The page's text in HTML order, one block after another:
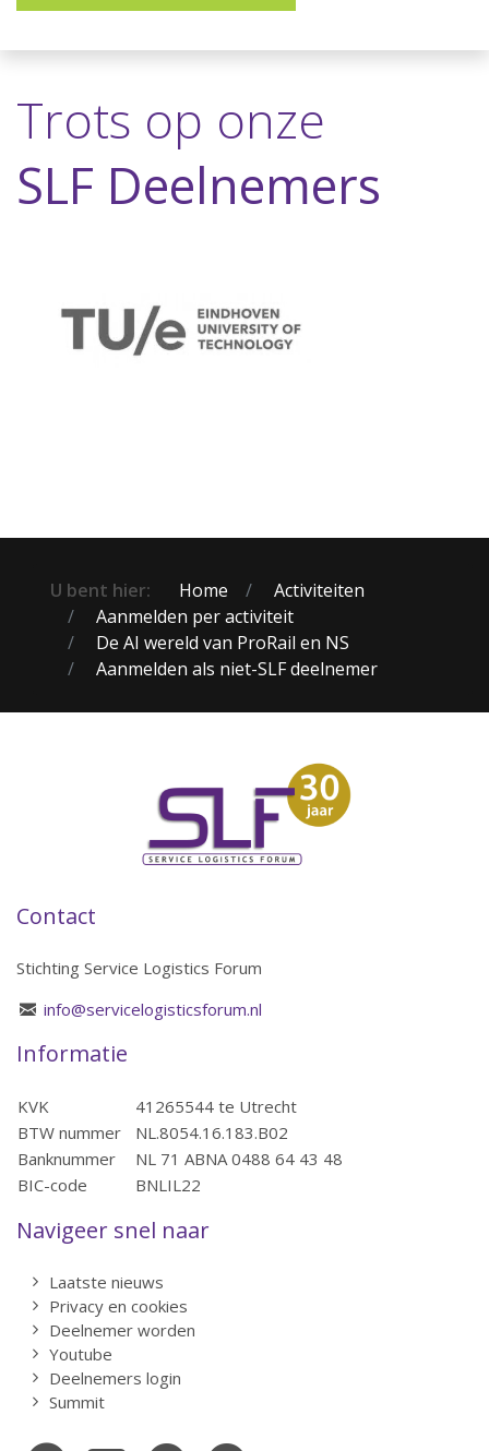
Trots op onze
SLF Deelnemers
U bent hier: Home
Activiteiten
Aanmelden per activiteit
De AI wereld van ProRail en NS
Aanmelden als niet-SLF deelnemer
Contact
Stichting Service Logistics Forum
info@servicelogisticsforum.nl
Informatie
KVK
41265544 te Utrecht
BTW nummer
NL.8054.16.183.B02
Banknummer
NL 71 ABNA 0488 64 43 48
BIC-code
BNLIL22
Navigeer snel naar
Laatste nieuws
Privacy en cookies
Deelnemer worden
Youtube
Deelnemers login
Summit